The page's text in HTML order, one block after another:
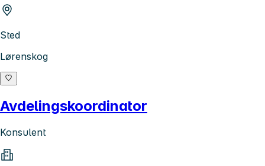
Sted
Lørenskog
Avdelingskoordinator
Konsulent